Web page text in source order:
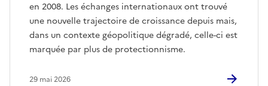
en 2008. Les échanges internationaux ont trouvé
une nouvelle trajectoire de croissance depuis mais,
dans un contexte géopolitique dégradé, celle-ci est
marquée par plus de protectionnisme.
29 mai 2026